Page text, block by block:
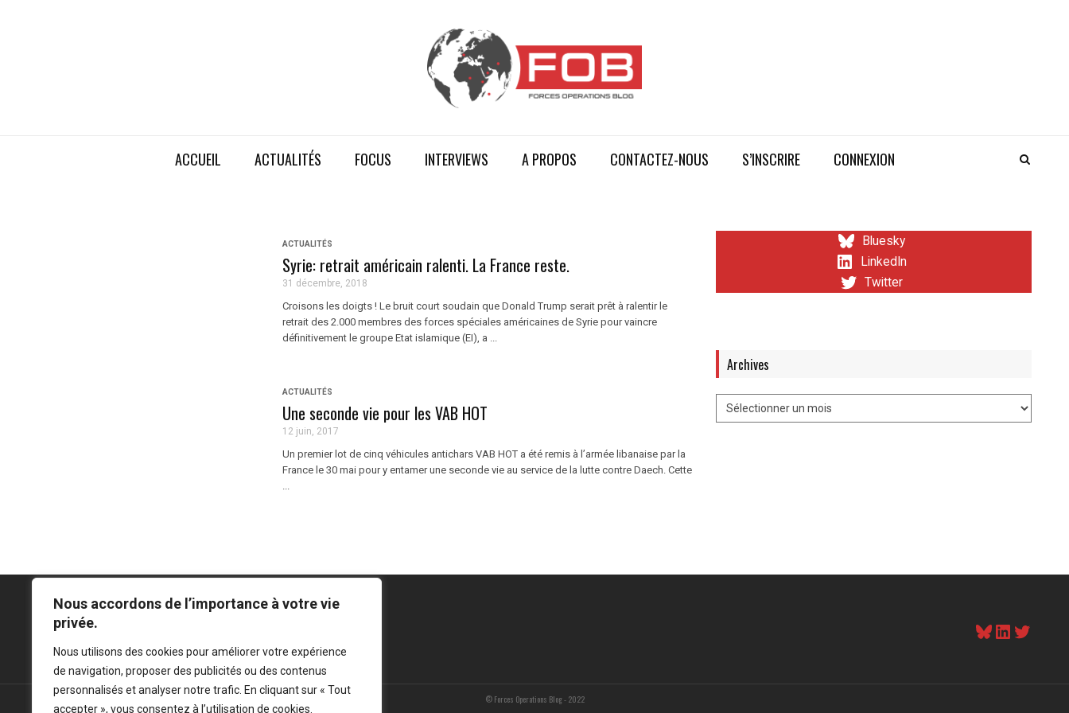
Nous accordons de l’importance à votre vie
privée.
Nous utilisons des cookies pour améliorer votre expérience
de navigation, proposer des publicités ou des contenus
personnalisés et analyser notre trafic. En cliquant sur « Tout
accepter », vous consentez à l’utilisation de cookies.
ACCUEIL ACTUALITÉS FOCUS INTERVIEWS A PROPOS CONTACTEZ-NOUS S’INSCRIRE CONNEXION
ACTUALITÉS
Syrie: retrait américain ralenti. La France reste.
31 décembre, 2018
Croisons les doigts ! Le bruit court soudain que Donald Trump serait prêt à ralentir le
retrait des 2.000 membres des forces spéciales américaines de Syrie pour vaincre
définitivement le groupe Etat islamique (EI), a ...
ACTUALITÉS
Une seconde vie pour les VAB HOT
12 juin, 2017
Un premier lot de cinq véhicules antichars VAB HOT a été remis à l’armée libanaise par la
France le 30 mai pour y entamer une seconde vie au service de la lutte contre Daech. Cette
...
Bluesky
LinkedIn
Twitter
Archives
Mentions légales -Politique de confidentialité
Bluesky
© Forces Operations Blog - 2022